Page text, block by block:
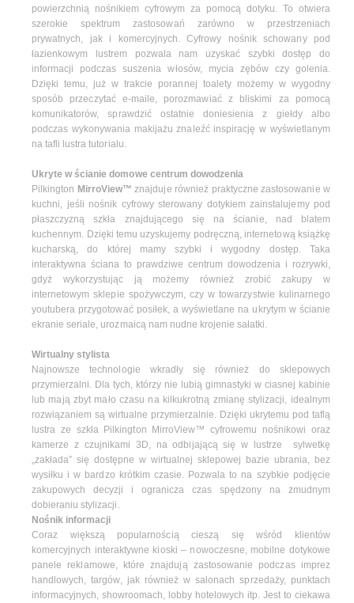
powierzchnią nośnikiem cyfrowym za pomocą dotyku. To otwiera
szerokie spektrum zastosowań zarówno w przestrzeniach
prywatnych, jak i komercyjnych. Cyfrowy nośnik schowany pod
łazienkowym lustrem pozwala nam uzyskać szybki dostęp do
informacji podczas suszenia włosów, mycia zębów czy golenia.
Dzięki temu, już w trakcie porannej toalety możemy w wygodny
sposób przeczytać e-maile, porozmawiać z bliskimi za pomocą
komunikatorów, sprawdzić ostatnie doniesienia z giełdy albo
podczas wykonywania makijażu znaleźć inspirację w wyświetlanym
na tafli lustra tutorialu.
Ukryte w ścianie domowe centrum dowodzenia
Pilkington MirroView™ znajduje również praktyczne zastosowanie w
kuchni, jeśli nośnik cyfrowy sterowany dotykiem zainstalujemy pod
płaszczyzną szkła znajdującego się na ścianie, nad blatem
kuchennym. Dzięki temu uzyskujemy podręczną, internetową książkę
kucharską, do której mamy szybki i wygodny dostęp. Taka
interaktywna ściana to prawdziwe centrum dowodzenia i rozrywki,
gdyż wykorzystując ją możemy również zrobić zakupy w
internetowym sklepie spożywczym, czy w towarzystwie kulinarnego
youtubera przygotować posiłek, a wyświetlane na ukrytym w ścianie
ekranie seriale, urozmaicą nam nudne krojenie sałatki.
Wirtualny stylista
Najnowsze technologie wkradły się również do sklepowych
przymierzalni. Dla tych, którzy nie lubią gimnastyki w ciasnej kabinie
lub mają zbyt mało czasu na kilkukrotną zmianę stylizacji, idealnym
rozwiązaniem są wirtualne przymierzalnie. Dzięki ukrytemu pod taflą
lustra ze szkła Pilkington MirroView™ cyfrowemu nośnikowi oraz
kamerze z czujnikami 3D, na odbijającą się w lustrze sylwetkę
„zakłada” się dostępne w wirtualnej sklepowej bazie ubrania, bez
wysiłku i w bardzo krótkim czasie. Pozwala to na szybkie podjęcie
zakupowych decyzji i ogranicza czas spędzony na żmudnym
dobieraniu stylizacji.
Nośnik informacji
Coraz większą popularnością cieszą się wśród klientów
komercyjnych interaktywne kioski – nowoczesne, mobilne dotykowe
panele reklamowe, które znajdują zastosowanie podczas imprez
handlowych, targów, jak również w salonach sprzedaży, punktach
informacyjnych, showroomach, lobby hotelowych itp. Jest to ciekawa